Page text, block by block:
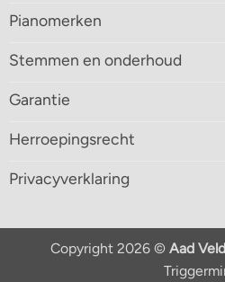
Pianomerken
Stemmen en onderhoud
Garantie
Herroepingsrecht
Privacyverklaring
Copyright 2026 © Aad